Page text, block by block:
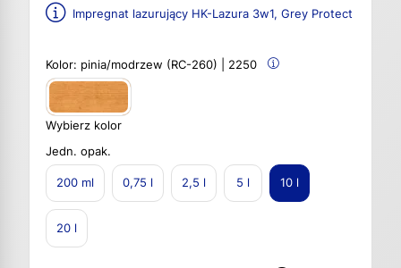
Impregnat lazurujący HK-Lazura 3w1, Grey Protect
Kolor: pinia/modrzew (RC-260) | 2250
Wybierz kolor
Jedn. opak.
200 ml 0,75 l 2,5 l 5 l 10 l
20 l